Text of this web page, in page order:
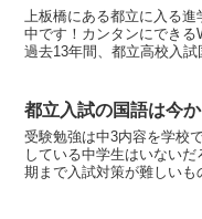
上板橋にある都立に入る
中です！カンタンにでき
過去13年間、都立高校入試
都立入試の国語は今
受験勉強は中3内容を学校
している中学生はいない
期まで入試対策が難しい